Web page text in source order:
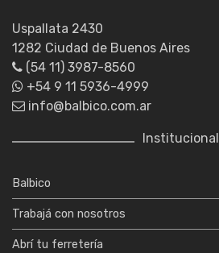
Uspallata 2430
1282 Ciudad de Buenos Aires
(54 11) 3987-8560
+54 9 11 5936-4999
info@balbico.com.ar
Institucional
Balbico
Trabajá con nosotros
Abrí tu ferretería